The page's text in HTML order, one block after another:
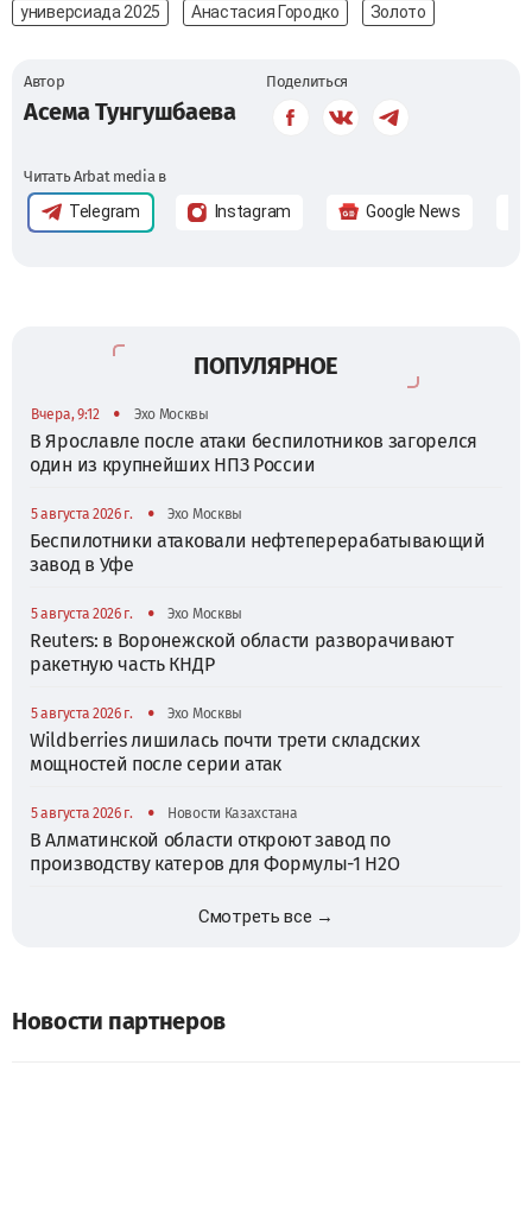
универсиада 2025 Анастасия Городко Золото
Автор
Асема Тунгушбаева
Поделиться
Читать Arbat media в
Telegram Instagram Google News
ПОПУЛЯРНОЕ
Вчера, 9:12 • Эхо Москвы
В Ярославле после атаки беспилотников загорелся
один из крупнейших НПЗ России
5 августа 2026 г. • Эхо Москвы
Беспилотники атаковали нефтеперерабатывающий
завод в Уфе
5 августа 2026 г. • Эхо Москвы
Reuters: в Воронежской области разворачивают
ракетную часть КНДР
5 августа 2026 г. • Эхо Москвы
Wildberries лишилась почти трети складских
мощностей после серии атак
5 августа 2026 г. • Новости Казахстана
В Алматинской области откроют завод по
производству катеров для Формулы-1 H2O
Смотреть все →
Новости партнеров